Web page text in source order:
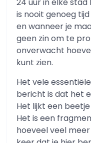
is nooit genoeg
en wanneer je
geen zin om te
onverwacht
kunt zien.
Het vele
bericht is dat het
Het lijkt een
Het is een
hoeveel veel